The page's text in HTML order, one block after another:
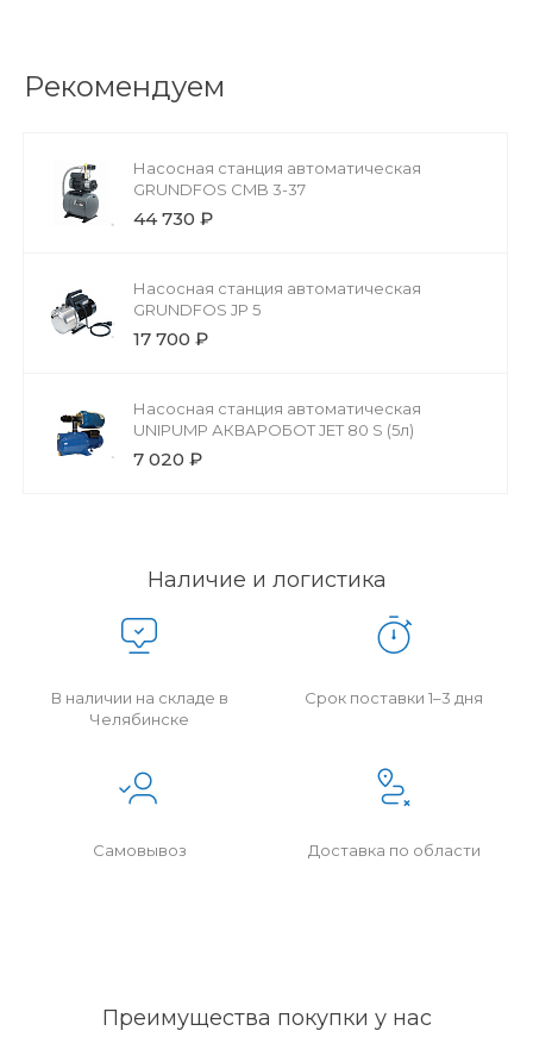
Рекомендуем
Насосная станция автоматическая
GRUNDFOS CMB 3-37
44 730 ₽
Насосная станция автоматическая
GRUNDFOS JP 5
17 700 ₽
Насосная станция автоматическая
UNIPUMP АКВАРОБОТ JET 80 S (5л)
7 020 ₽
Наличие и логистика
В наличии на складе в
Челябинске
Срок поставки 1–3 дня
Самовывоз Доставка по области
Преимущества покупки у нас